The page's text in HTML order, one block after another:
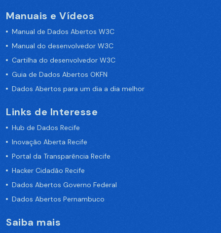
Manuais e Vídeos
Manual de Dados Abertos W3C
Manual do desenvolvedor W3C
Cartilha do desenvolvedor W3C
Guia de Dados Abertos OKFN
Dados Abertos para um dia a dia melhor
Links de Interesse
Hub de Dados Recife
Inovação Aberta Recife
Portal da Transparência Recife
Hacker Cidadão Recife
Dados Abertos Governo Federal
Dados Abertos Pernambuco
Saiba mais